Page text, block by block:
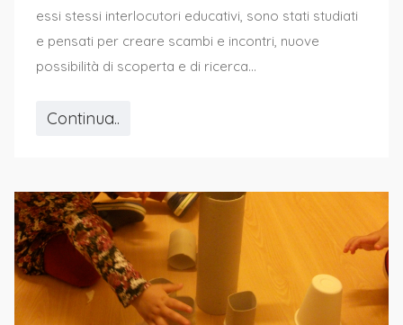
essi stessi interlocutori educativi, sono stati studiati
e pensati per creare scambi e incontri, nuove
possibilità di scoperta e di ricerca...
Continua..